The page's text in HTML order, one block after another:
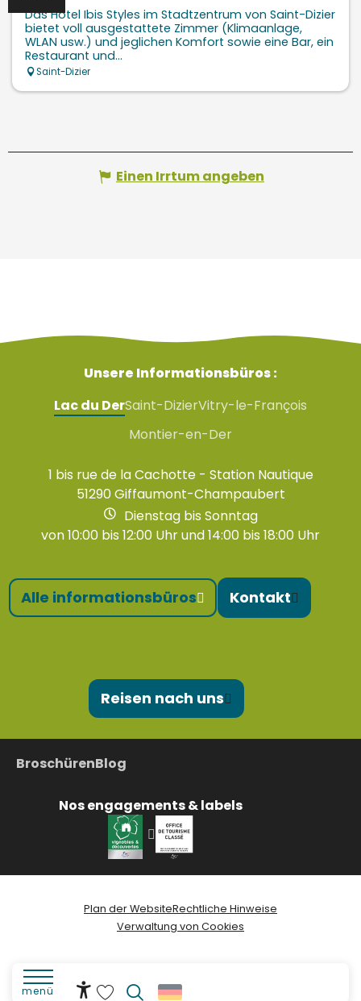
menü
Das Hotel Ibis Styles im Stadtzentrum von Saint-Dizier
bietet voll ausgestattete Zimmer (Klimaanlage,
WLAN usw.) und jeglichen Komfort sowie eine Bar, ein
Restaurant und...
Saint-Dizier
Einen Irrtum angeben
Unsere Informationsbüros :
Lac du DerSaint-DizierVitry-le-François
Montier-en-Der
1 bis rue de la Cachotte - Station Nautique
51290 Giffaumont-Champaubert
Dienstag bis Sonntag
von 10:00 bis 12:00 Uhr und 14:00 bis 18:00 Uhr
Alle informationsbüros Kontakt
Reisen nach uns
BroschürenBlog
Nos engagements & labels
Plan der WebsiteRechtliche Hinweise
Verwaltung von Cookies